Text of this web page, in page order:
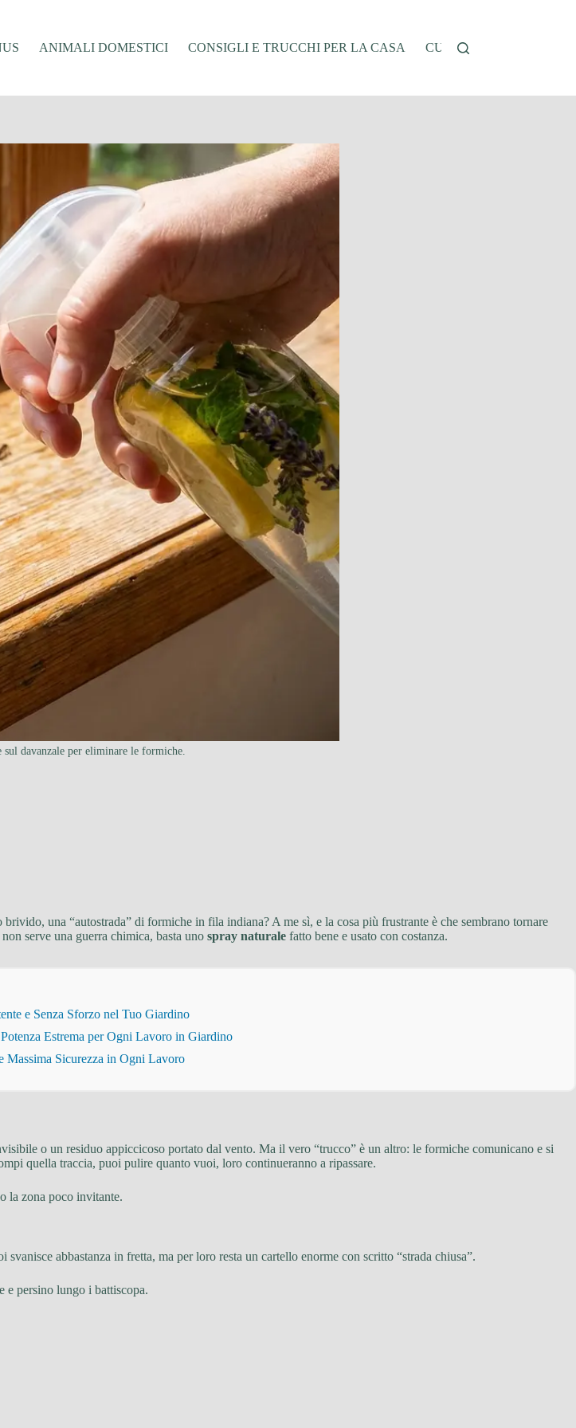
ANIMALI DOMESTICI CONSIGLI E TRUCCHI PER LA CASA CUCINA E RICETTE
sul davanzale per eliminare le formiche.
una “autostrada” di formiche in fila indiana? A me sì, e la cosa più frustrante è che sembrano tornare
serve una guerra chimica, basta uno spray naturale fatto bene e usato con costanza.
e Senza Sforzo nel Tuo Giardino
Estrema per Ogni Lavoro in Giardino
Massima Sicurezza in Ogni Lavoro
o un residuo appiccicoso portato dal vento. Ma il vero “trucco” è un altro: le formiche comunicano e si
quella traccia, puoi pulire quanto vuoi, loro continueranno a ripassare.
la zona poco invitante.
svanisce abbastanza in fretta, ma per loro resta un cartello enorme con scritto “strada chiusa”.
e persino lungo i battiscopa.